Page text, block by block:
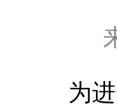
为进一